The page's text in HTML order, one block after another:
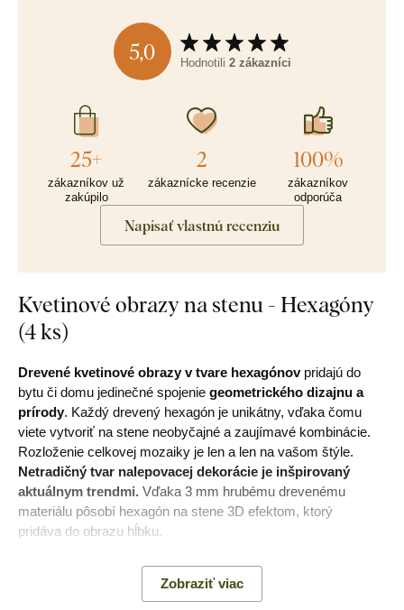
5,0 Hodnotili 2 zákazníci
25+
zákazníkov už
zakúpilo
2
zákaznícke recenzie
100%
zákazníkov
odporúča
Napísať vlastnú recenziu
Kvetinové obrazy na stenu - Hexagóny
(4 ks)
Drevené kvetinové obrazy v tvare hexagónovpridajú do
bytu či domu jedinečné spojenie geometrického dizajnu a
prírody. Každý drevený hexagón je unikátny, vďaka čomu
viete vytvoriť na stene neobyčajné a zaujímavé kombinácie.
Rozloženie celkovej mozaiky je len a len na vašom štýle.
Netradičný tvar nalepovacej dekorácie je inšpirovaný
aktuálnym trendmi. Vďaka 3 mm hrubému drevenému
materiálu pôsobí hexagón na stene 3D efektom, ktorý
pridáva do obrazu hĺbku.
alebo spálni. Ideálny obraz na zaplnenie
Zobraziť viac